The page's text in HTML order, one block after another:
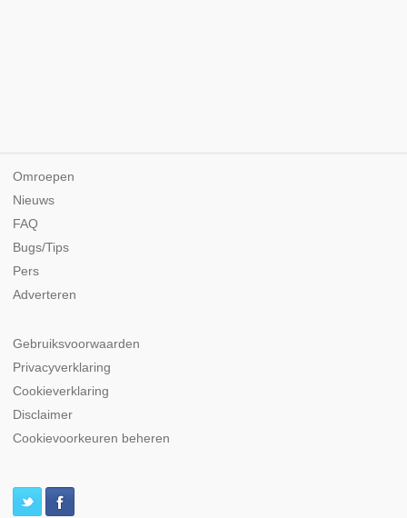
Omroepen
Nieuws
FAQ
Bugs/Tips
Pers
Adverteren
Gebruiksvoorwaarden
Privacyverklaring
Cookieverklaring
Disclaimer
Cookievoorkeuren beheren